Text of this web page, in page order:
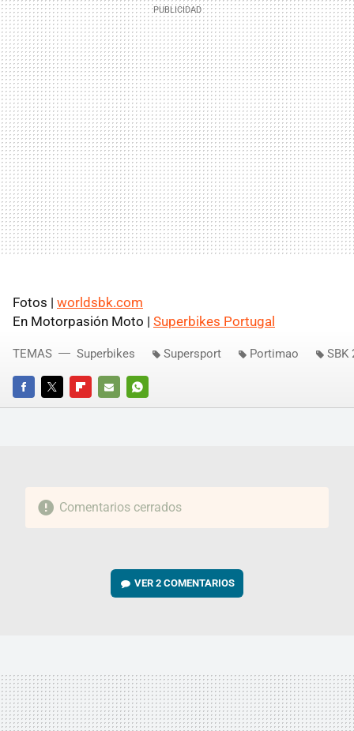
Fotos | worldsbk.com
En Motorpasión Moto | Superbikes Portugal
FACEBOOKTWITTERFLIPBOARD
E-
WHATSAPP
TEMAS Superbikes Supersport Portimao SBK
Comentarios cerrados
VER2 COMENTARIOS